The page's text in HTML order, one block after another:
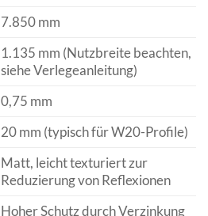
7.850 mm
1.135 mm (Nutzbreite beachten,
siehe Verlegeanleitung)
0,75 mm
20 mm (typisch für W20-Profile)
Matt, leicht texturiert zur
Reduzierung von Reflexionen
Hoher Schutz durch Verzinkung